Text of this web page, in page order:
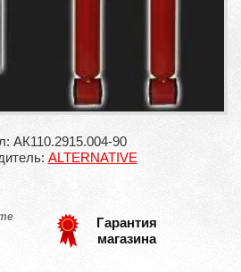
АК110.2915.004-90
ALTERNATIVE
Гарантия
магазина